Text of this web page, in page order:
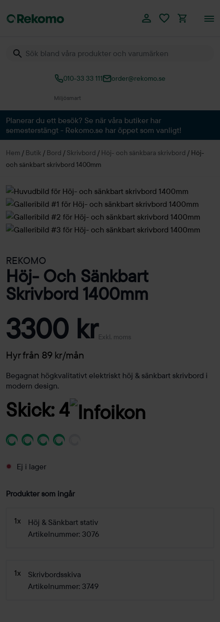
010-33 33 111 order@rekomo.se
Över 60.000 produkter
Planerar du ett besök? Se när våra butiker har
semesterstängt - Rekomo.se har öppet som vanligt!
Hem / Butik / Bord / Skrivbord / Höj- och sänkbara skrivbord / Höj-
och sänkbart skrivbord 1400mm
REKOMO
Höj- Och Sänkbart
Skrivbord 1400mm
3300 krExkl. moms
Hyr från 89 kr/mån
Begagnat högkvalitativt elektriskt höj & sänkbart skrivbord i
modern design.
Skick: 4
Ej i lager
Produkter som ingår
1x
Höj & Sänkbart stativ
Artikelnummer: 3076
1x
Skrivbordsskiva
Artikelnummer: 3749